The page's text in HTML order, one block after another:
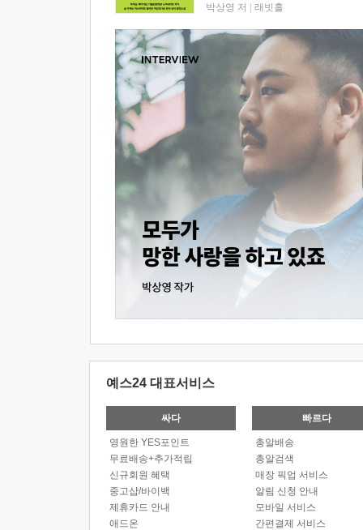
박상영 저 래빗홀
예스24 대표서비스
싸다
영원한 YES포인트
무료배송+추가적립
신규회원 혜택
중고샵/바이백
제휴카드 안내
애드온
빠르다
총알배송
총알검색
매장 픽업 서비스
알림 신청 안내
모바일 서비스
간편결제 서비스